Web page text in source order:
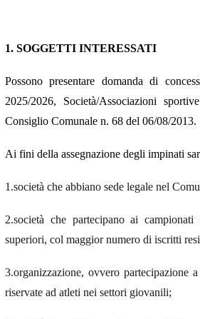
1. SOGGETTI INTERESSATI
Possono presentare domanda di
2025/2026,
Società/Associazioni
Consiglio Comunale n. 68 del 06/08/2013.
Ai fini della assegnazione degli impinati
1.società che abbiano sede legale nel
2.società che partecipano ai
superiori, col maggior numero di iscritti
3.organizzazione, ovvero partecipazione
riservate ad atleti nei settori giovanili;